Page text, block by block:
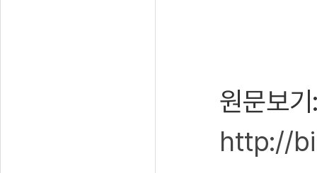
원문보
http://